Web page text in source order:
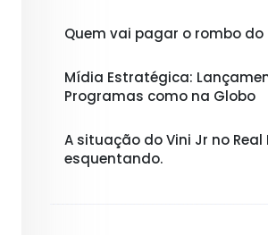
Quem vai pagar o rombo do
Mídia Estratégica:
Programas como na Globo
A situação do Vini Jr no
esquentando.